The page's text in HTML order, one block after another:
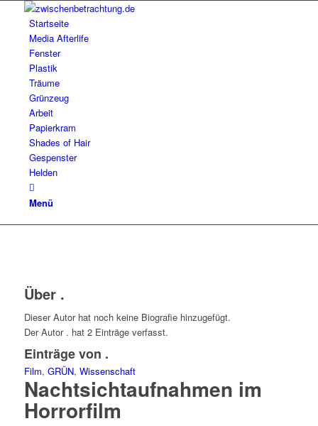
Startseite
Media Afterlife
Fenster
Plastik
Träume
Grünzeug
Arbeit
Papierkram
Shades of Hair
Gespenster
Helden
Menü
Über .
Dieser Autor hat noch keine Biografie hinzugefügt.
Der Autor . hat 2 Einträge verfasst.
Einträge von .
Film, GRÜN, Wissenschaft
Nachtsichtaufnahmen im
Horrorfilm